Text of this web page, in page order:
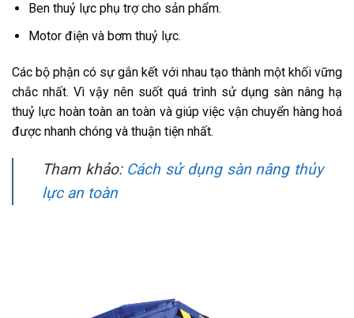
Ben thuỷ lực phụ trợ cho sản phẩm.
Motor điện và bơm thuỷ lực.
Các bộ phận có sự gắn kết với nhau tạo thành một khối vững
chắc nhất. Vì vậy nên suốt quá trình sử dụng sàn nâng hạ
thuỷ lực hoàn toàn an toàn và giúp việc vận chuyển hàng hoá
được nhanh chóng và thuận tiện nhất.
Tham khảo: Cách sử dụng sàn nâng thủy
lực an toàn